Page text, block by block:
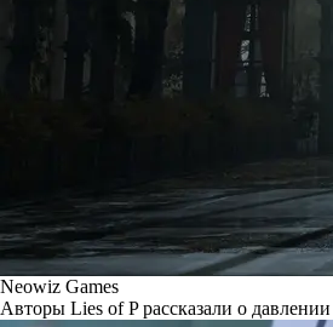
Neowiz Games
Авторы Lies of P рассказали о